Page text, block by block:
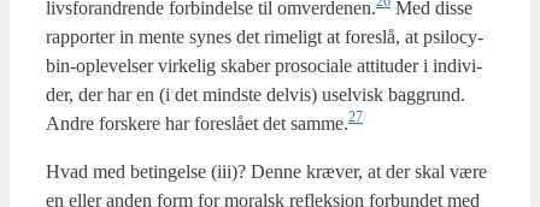
livs­for­an­dren­de for­bin­del­se til omverdenen.
Med dis­se
rap­por­ter in men­te synes det rime­ligt at fore­slå, at psi­lo­cy­
bin-ople­vel­ser vir­ke­lig ska­ber pro­so­ci­a­le atti­tu­der i indi­vi­
der, der har en (i det mind­ste del­vis) usel­visk bag­grund.
Andre for­ske­re har fore­slå­et det samme.27
Hvad med betin­gel­se (iii)? Den­ne kræ­ver, at der skal være
en eller anden form for moralsk reflek­sion for­bun­det med